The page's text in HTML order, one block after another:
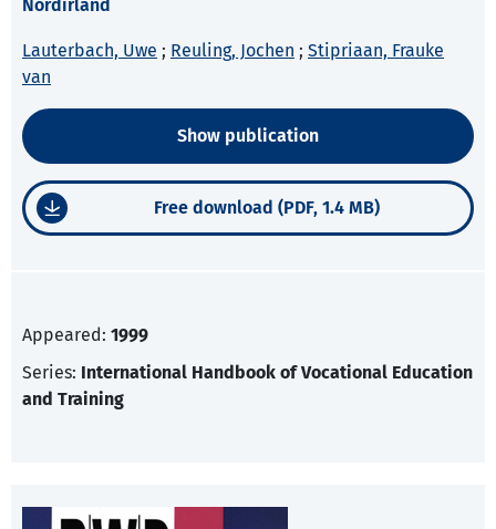
Nordirland
Lauterbach, Uwe ; Reuling, Jochen ; Stipriaan, Frauke
van
Show publication
Free download (PDF, 1.4 MB)
Appeared: 1999
Series: International Handbook of Vocational Education
and Training